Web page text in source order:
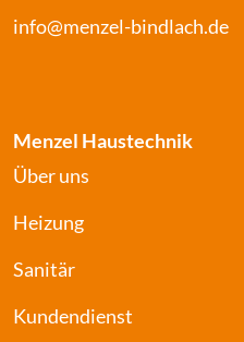
info@menzel-bindlach.de
Menzel Haustechnik
Über uns
Heizung
Sanitär
Kundendienst